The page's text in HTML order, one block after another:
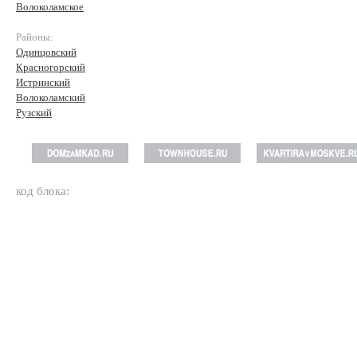
Волоколамское
Районы:
Одинцовский
Красногорский
Истринский
Волоколамский
Рузский
код блока: